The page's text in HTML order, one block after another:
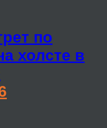
по
холсте в